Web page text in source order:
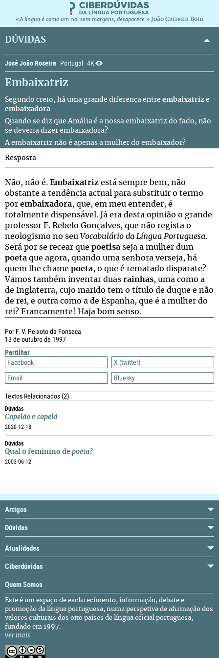
«A língua é como um rio: sem margens, desaparece.» João Carreira Bom
DÚVIDAS
José João Roseira Portugal 4K
Embaixatriz
Segundo creio, há uma grande diferença entre embaixatriz e
embaixadora.
Quando se diz que Amália é a nossa embaixatriz do fado, não
se deveria dizer embaixadora?
A embaixatriz não é apenas a mulher do embaixador?
Por F. V. Peixoto da Fonseca
13 de outubro de 1997
Partilhar
Facebook
X (twitter)
Email
Bluesky
Textos Relacionados(2)
Dúvidas
Capelão e capelã
2020-12-18
Dúvidas
Qual o feminino de poeta?
2003-06-12
Resposta
Não, não é. Embaixatriz está sempre bem, não
obstante a tendência actual para substituir o termo
por embaixadora, que, em meu entender, é
totalmente dispensável. Já era desta opinião o grande
professor F. Rebelo Gonçalves, que não regista o
neologismo no seu Vocabulário da Língua Portuguesa.
Será por se recear que poetisa seja a mulher dum
poeta que agora, quando uma senhora verseja, há
quem lhe chame poeta, o que é rematado disparate?
Vamos também inventar duas rainhas, uma como a
de Inglaterra, cujo marido tem o título de duque e não
de rei, e outra como a de Espanha, que é a mulher do
rei? Francamente! Haja bom senso.
Artigos
Dúvidas
Atualidades
Ciberdúvidas
Quem Somos
Este é um espaço de esclarecimento, informação, debate e
promoção da língua portuguesa, numa perspetiva de afirmação dos
valores culturais dos oito países de língua oficial portuguesa,
fundado em 1997.
ver mais